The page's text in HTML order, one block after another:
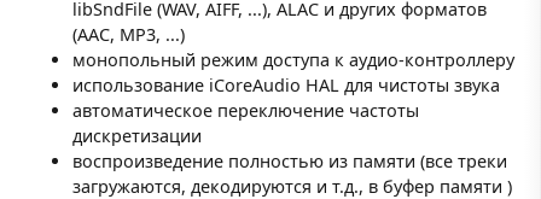
libSndFile (WAV, AIFF, ...), ALAC и других форматов
(AAC, MP3, ...)
монопольный режим доступа к аудио-контроллеру
использование iCoreAudio HAL для чистоты звука
автоматическое переключение частоты
дискретизации
воспроизведение полностью из памяти (все треки
загружаются, декодируются и т.д., в буфер памяти )